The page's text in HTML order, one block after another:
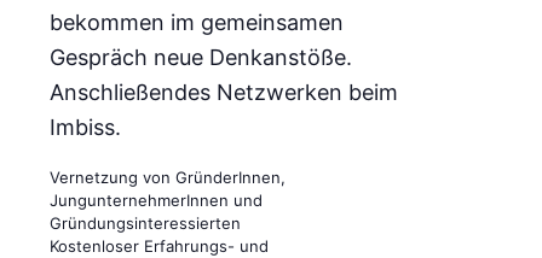
bekommen im gemeinsamen
Gespräch neue Denkanstöße.
Anschließendes Netzwerken beim
Imbiss.
Vernetzung von GründerInnen,
JungunternehmerInnen und
Gründungsinteressierten
Kostenloser Erfahrungs- und